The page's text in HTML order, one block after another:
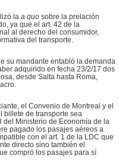
la a quo sobre la prelación
ya que el art. 42 de la
al derecho del consumidor,
del transporte.
su mandante entabló la demanda
adquirido en fecha 23/2/17 dos
desde Salta hasta Roma,
el Convenio de Montreal y el
billete de transporte sea
del Ministerio de Economía de la
pagado los pasajes aéreos a
con el art. 1 de la LDC que
directo sino también el
compró los pasajes para sí